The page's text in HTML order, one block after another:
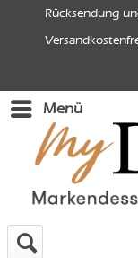
Rücksendung
Menü